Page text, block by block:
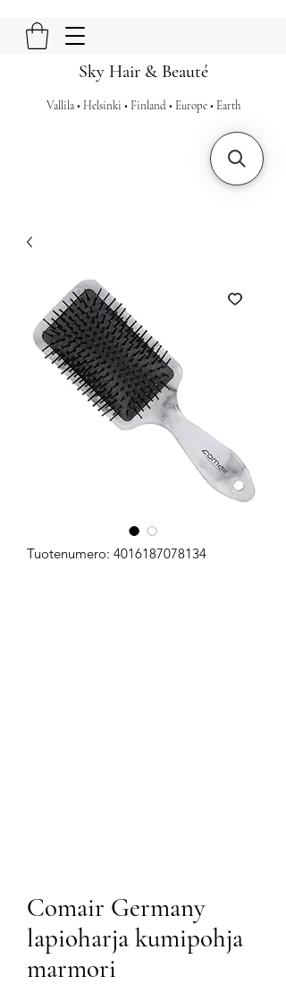
Sky Hair & Beauté
Vallila • Helsinki • Finland • Europe • Earth
Tuotenumero: 4016187078134
Comair Germany
lapioharja kumipohja
marmori